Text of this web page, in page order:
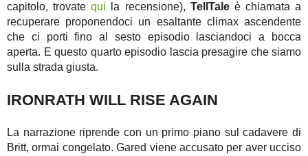
capitolo, trovatequi la recensione), TellTaleè chiamata a
recuperare proponendoci un esaltante climax ascendente
che ci porti fino al sesto episodio lasciandoci a bocca
aperta. E questo quarto episodio lascia presagire che siamo
sulla strada giusta.
IRONRATH WILL RISE AGAIN
La narrazione riprende con un primo piano sul cadavere di
Britt, ormai congelato. Gared viene accusato per aver ucciso